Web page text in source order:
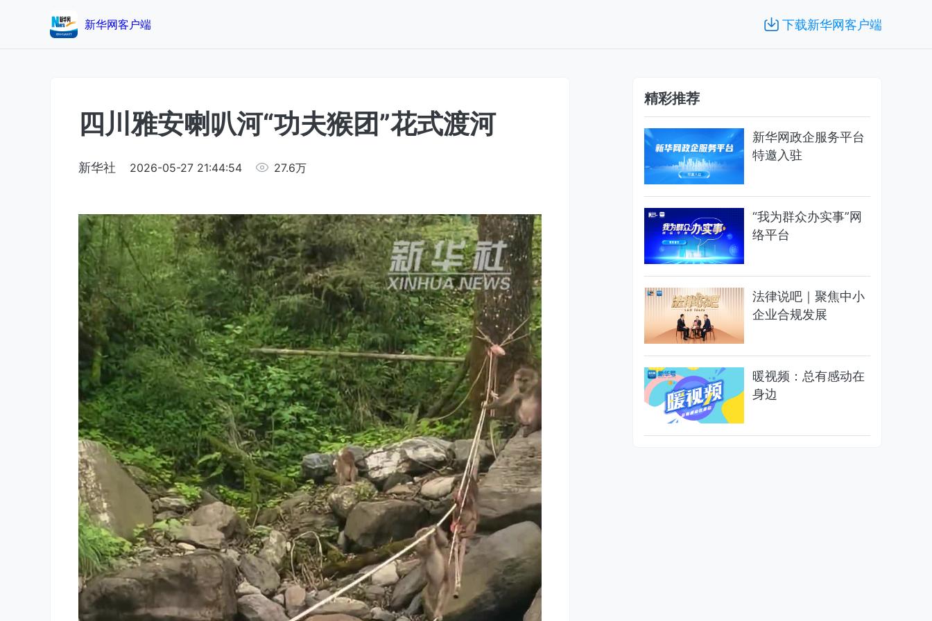
新华网客户端 下载新华网客户端
四川雅安喇叭河“功夫猴团”花式渡河
新华社 2026-05-27 21:44:54 27.6万
精彩推荐
新华网政企服务平台
特邀入驻
“我为群众办实事”网
络平台
法律说吧｜聚焦中小
企业合规发展
暖视频：总有感动在
身边